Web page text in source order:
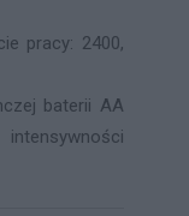
pracy: 2400,
baterii AA